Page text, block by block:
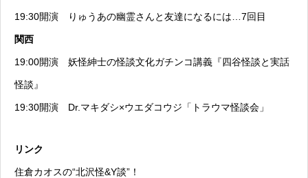
19:30開演 りゅうあの幽霊さんと友達になるには…7回目
関西
19:00開演 妖怪紳士の怪談文化ガチンコ講義『四谷怪談と実話
怪談』
19:30開演 Dr.マキダシ×ウエダコウジ「トラウマ怪談会」
リンク
住倉カオスの“北沢怪&Y談”！